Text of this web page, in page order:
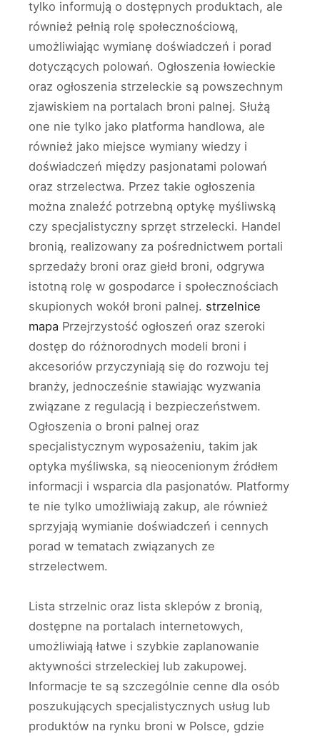
tylko informują o dostępnych produktach, ale
również pełnią rolę społecznościową,
umożliwiając wymianę doświadczeń i porad
dotyczących polowań. Ogłoszenia łowieckie
oraz ogłoszenia strzeleckie są powszechnym
zjawiskiem na portalach broni palnej. Służą
one nie tylko jako platforma handlowa, ale
również jako miejsce wymiany wiedzy i
doświadczeń między pasjonatami polowań
oraz strzelectwa. Przez takie ogłoszenia
można znaleźć potrzebną optykę myśliwską
czy specjalistyczny sprzęt strzelecki. Handel
bronią, realizowany za pośrednictwem portali
sprzedaży broni oraz giełd broni, odgrywa
istotną rolę w gospodarce i społecznościach
skupionych wokół broni palnej. strzelnice
mapa Przejrzystość ogłoszeń oraz szeroki
dostęp do różnorodnych modeli broni i
akcesoriów przyczyniają się do rozwoju tej
branży, jednocześnie stawiając wyzwania
związane z regulacją i bezpieczeństwem.
Ogłoszenia o broni palnej oraz
specjalistycznym wyposażeniu, takim jak
optyka myśliwska, są nieocenionym źródłem
informacji i wsparcia dla pasjonatów. Platformy
te nie tylko umożliwiają zakup, ale również
sprzyjają wymianie doświadczeń i cennych
porad w tematach związanych ze
strzelectwem.
Lista strzelnic oraz lista sklepów z bronią,
dostępne na portalach internetowych,
umożliwiają łatwe i szybkie zaplanowanie
aktywności strzeleckiej lub zakupowej.
Informacje te są szczególnie cenne dla osób
poszukujących specjalistycznych usług lub
produktów na rynku broni w Polsce, gdzie